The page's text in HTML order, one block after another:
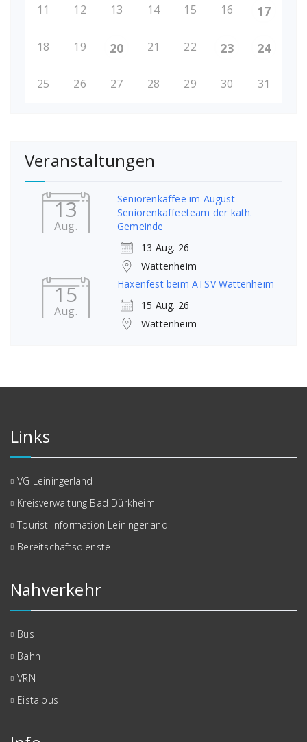
11 12 13 14 15 16 17
18 19 20 21 22 23 24
25 26 27 28 29 30 31
Veranstaltungen
13
Aug.
Seniorenkaffee im August -
Seniorenkaffeeteam der kath.
Gemeinde
13 Aug. 26
Wattenheim
15
Aug.
Haxenfest beim ATSV Wattenheim
15 Aug. 26
Wattenheim
Links
VG Leiningerland
Kreisverwaltung Bad Dürkheim
Tourist-Information Leiningerland
Bereitschaftsdienste
Nahverkehr
Bus
Bahn
VRN
Eistalbus